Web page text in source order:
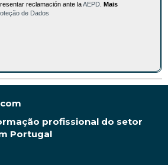
reclamación ante laAEPD
Mais
de Dados
profissional do setor
Portugal